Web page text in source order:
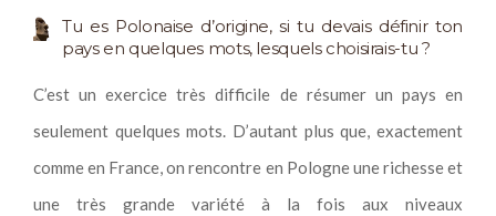
Tu es Polonaise d’origine, si tu devais définir ton
pays en quelques mots, lesquels choisirais-tu ?
C’est un exercice très difficile de résumer un pays en
seulement quelques mots. D’autant plus que, exactement
comme en France, on rencontre en Pologne une richesse et
une très grande variété à la fois aux niveaux